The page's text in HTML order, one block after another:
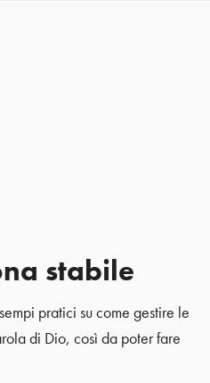
stabile
pratici su come gestire le
di Dio, così da poter fare